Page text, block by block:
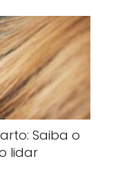
Saiba o
lidar